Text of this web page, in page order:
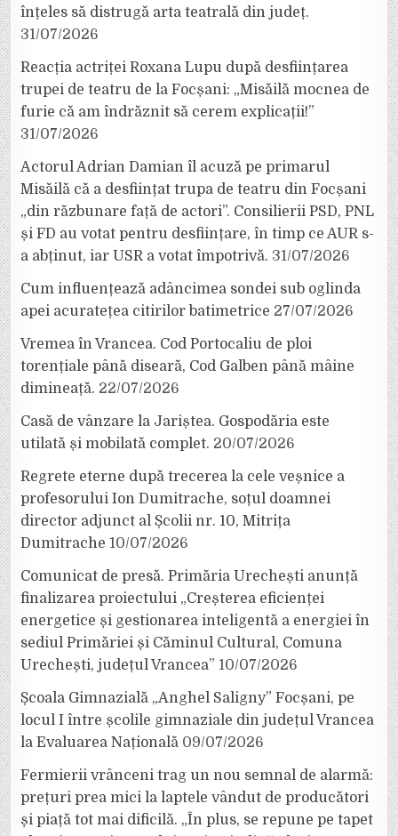
înțeles să distrugă arta teatrală din județ.
31/07/2026
Reacția actriței Roxana Lupu după desființarea
trupei de teatru de la Focșani: „Misăilă mocnea de
furie că am îndrăznit să cerem explicații!”
31/07/2026
Actorul Adrian Damian îl acuză pe primarul
Misăilă că a desființat trupa de teatru din Focșani
„din răzbunare față de actori”. Consilierii PSD, PNL
și FD au votat pentru desființare, în timp ce AUR s-
a abținut, iar USR a votat împotrivă. 31/07/2026
Cum influențează adâncimea sondei sub oglinda
apei acuratețea citirilor batimetrice 27/07/2026
Vremea în Vrancea. Cod Portocaliu de ploi
torențiale până diseară, Cod Galben până mâine
dimineață. 22/07/2026
Casă de vânzare la Jariștea. Gospodăria este
utilată și mobilată complet. 20/07/2026
Regrete eterne după trecerea la cele veșnice a
profesorului Ion Dumitrache, soțul doamnei
director adjunct al Școlii nr. 10, Mitrița
Dumitrache 10/07/2026
Comunicat de presă. Primăria Urechești anunță
finalizarea proiectului „Creșterea eficienței
energetice și gestionarea inteligentă a energiei în
sediul Primăriei și Căminul Cultural, Comuna
Urechești, județul Vrancea” 10/07/2026
Școala Gimnazială „Anghel Saligny” Focșani, pe
locul I între școlile gimnaziale din județul Vrancea
la Evaluarea Națională 09/07/2026
Fermierii vrânceni trag un nou semnal de alarmă:
prețuri prea mici la laptele vândut de producători
și piață tot mai dificilă. „În plus, se repune pe tapet